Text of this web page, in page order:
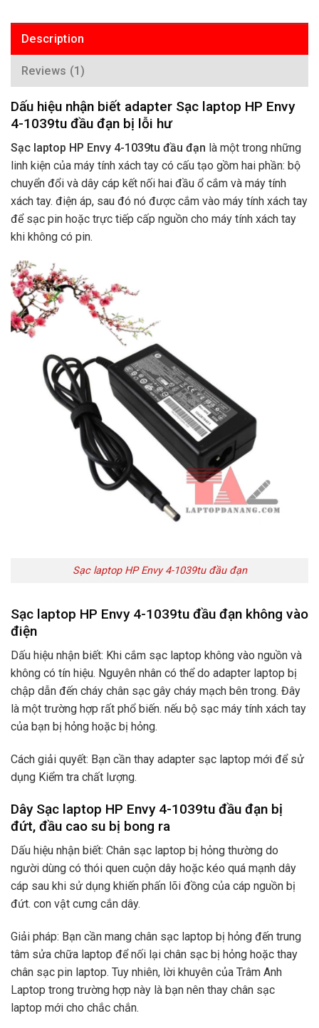
Description
Reviews (1)
Dấu hiệu nhận biết adapter Sạc laptop HP Envy
4-1039tu đầu đạn bị lỗi hư
Sạc laptop HP Envy 4-1039tu đầu đạn là một trong những
linh kiện của máy tính xách tay có cấu tạo gồm hai phần: bộ
chuyển đổi và dây cáp kết nối hai đầu ổ cắm và máy tính
xách tay. điện áp, sau đó nó được cắm vào máy tính xách tay
để sạc pin hoặc trực tiếp cấp nguồn cho máy tính xách tay
khi không có pin.
Sạc laptop HP Envy 4-1039tu đầu đạn
Sạc laptop HP Envy 4-1039tu đầu đạn không vào
điện
Dấu hiệu nhận biết: Khi cắm sạc laptop không vào nguồn và
không có tín hiệu. Nguyên nhân có thể do adapter laptop bị
chập dẫn đến cháy chân sạc gây cháy mạch bên trong. Đây
là một trường hợp rất phổ biến. nếu bộ sạc máy tính xách tay
của bạn bị hỏng hoặc bị hỏng.
Cách giải quyết: Bạn cần thay adapter sạc laptop mới để sử
dụng Kiểm tra chất lượng.
Dây Sạc laptop HP Envy 4-1039tu đầu đạn bị
đứt, đầu cao su bị bong ra
Dấu hiệu nhận biết: Chân sạc laptop bị hỏng thường do
người dùng có thói quen cuộn dây hoặc kéo quá mạnh dây
cáp sau khi sử dụng khiến phấn lõi đồng của cáp nguồn bị
đứt. con vật cưng cắn dây.
Giải pháp: Bạn cần mang chân sạc laptop bị hỏng đến trung
tâm sửa chữa laptop để nối lại chân sạc bị hỏng hoặc thay
chân sạc pin laptop. Tuy nhiên, lời khuyên của Trâm Anh
Laptop trong trường hợp này là bạn nên thay chân sạc
laptop mới cho chắc chắn.